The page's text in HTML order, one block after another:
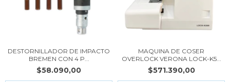
DESTORNILLADOR DE IMPACTO
BREMEN CON 4 P...
$58.090,00
MAQUINA DE COSER
OVERLOCK VERONA LOCK-K5...
$571.390,00